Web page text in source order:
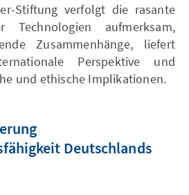
Stiftung verfolgt die rasante
Technologien aufmerksam,
Zusammenhänge, liefert
Perspektive und
und ethische Implikationen.
Deutschlands